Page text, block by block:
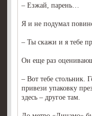
– Езжай, парень…
Я и не подумал
– Ты скажи и я тебе
Он еще раз
– Вот тебе стольник.
привези упаковку
здесь – другое там.